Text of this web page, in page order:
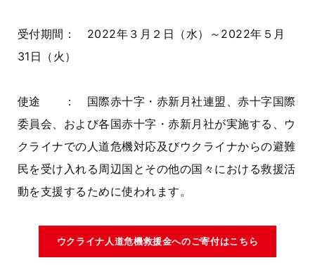
受付期間： 2022年３月２日（水）～2022年５月
31日（火）
使途 ： 国際赤十字・赤新月社連盟、赤十字国際
委員会、および各国赤十字・赤新月社が実施する、ウ
クライナでの人道危機対応及びウクライナからの避難
民を受け入れる周辺国とその他の国々における救援活
動を支援するために使われます。
ウクライナ人道危機救援金へのご寄付はこちら